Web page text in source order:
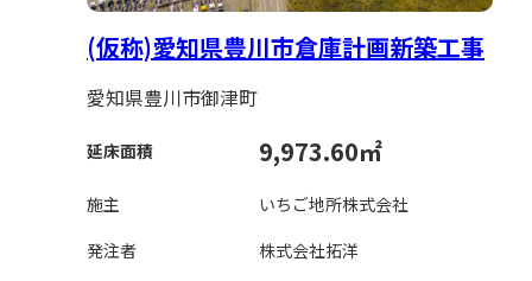
(仮称)愛知県豊川市倉庫計画新築工事
愛知県豊川市御津町
延床面積 9,973.60㎡
施主
いちご地所株式会社
発注者
株式会社拓洋